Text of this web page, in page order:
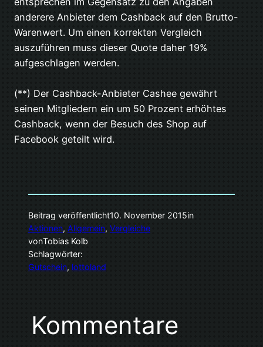
anderere Anbieter dem Cashback auf den Brutto-
Warenwert. Um einen korrekten Vergleich
auszuführen muss dieser Quote daher 19%
aufgeschlagen werden.
(**) Der Cashback-Anbieter Cashee gewährt
seinen Mitgliedern ein um 50 Prozent erhöhtes
Cashback, wenn der Besuch des Shop auf
Facebook geteilt wird.
Beitrag veröffentlicht10. November 2015in
Aktionen, Allgemein, Vergleiche
vonTobias Kolb
Schlagwörter:
Gutschein, lottoland
Kommentare